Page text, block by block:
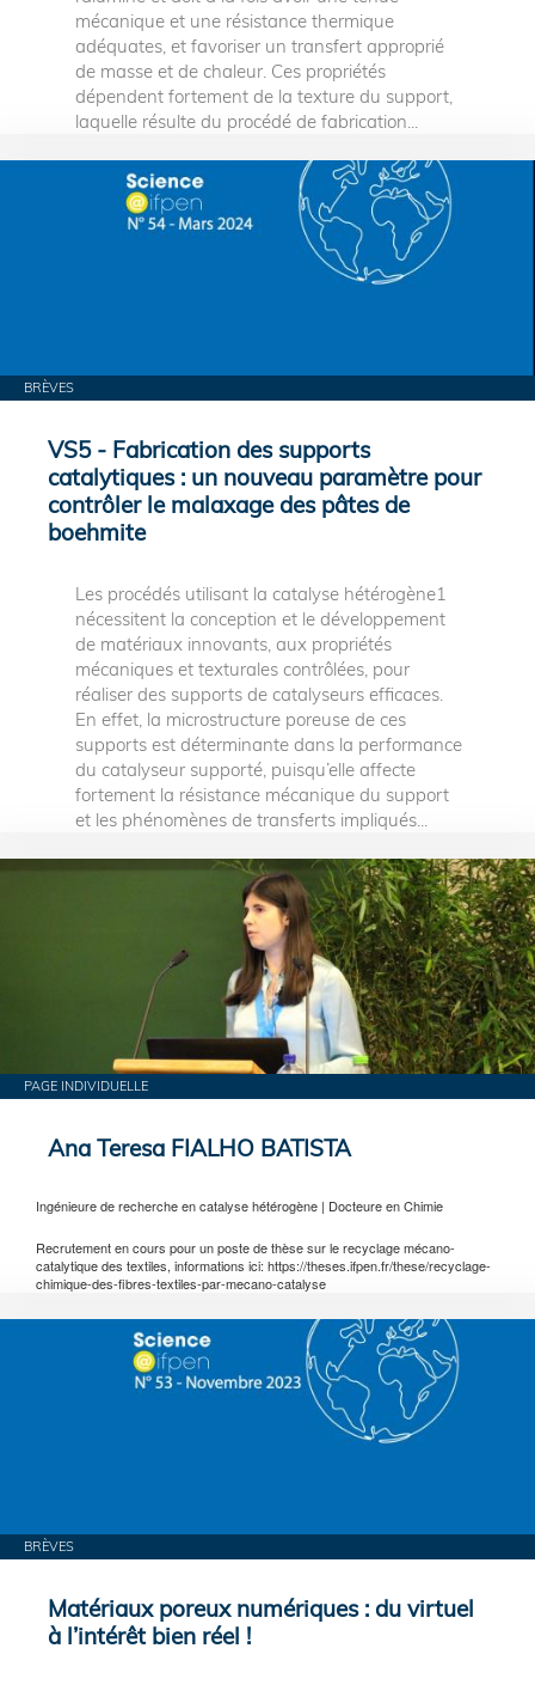
mécanique et une résistance thermique
adéquates, et favoriser un transfert approprié
de masse et de chaleur. Ces propriétés
dépendent fortement de la texture du support,
laquelle résulte du procédé de fabrication...
BRÈVES
VS5 - Fabrication des supports
catalytiques : un nouveau paramètre pour
contrôler le malaxage des pâtes de
boehmite
Les procédés utilisant la catalyse hétérogène1
nécessitent la conception et le développement
de matériaux innovants, aux propriétés
mécaniques et texturales contrôlées, pour
réaliser des supports de catalyseurs efficaces.
En effet, la microstructure poreuse de ces
supports est déterminante dans la performance
du catalyseur supporté, puisqu’elle affecte
fortement la résistance mécanique du support
et les phénomènes de transferts impliqués...
PAGE INDIVIDUELLE
Ana Teresa FIALHO BATISTA
Ingénieure de recherche en catalyse hétérogène | Docteure en Chimie
Recrutement en cours pour un poste de thèse sur le recyclage mécano-
catalytique des textiles, informations ici: https://theses.ifpen.fr/these/recyclage-
chimique-des-fibres-textiles-par-mecano-catalyse
BRÈVES
Matériaux poreux numériques : du virtuel
à l’intérêt bien réel !